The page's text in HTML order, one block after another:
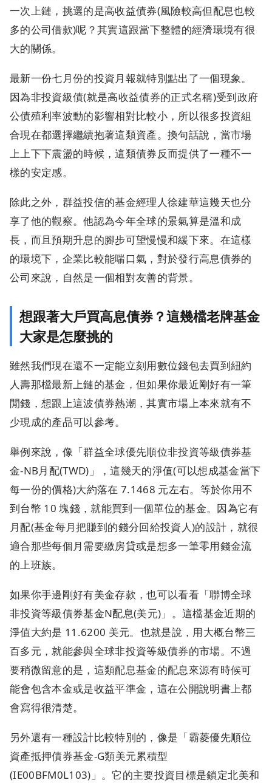
一次上鏈，挑選的是高收益債券(風險較高但配息也較
多的公司借款)呢？其實這跟當下整體的經濟環境有很
大的關係。
最新一份七月份的投資月報就特別點出了一個現象。
因為非投資級債(就是高收益債券的正式名稱)受到政府
公債殖利率波動的影響相對比較小，所以很多投資組
合現在都選擇繼續抱著這類資產。換句話說，當市場
上上下下震盪的時候，這類債券反而提供了一種不一
樣的安定感。
除此之外，群益投信的基金經理人徐建華這幾天也分
享了他的觀察。他認為今年全球的景氣算是溫和成
長，而且預期升息的腳步可望慢慢和緩下來。在這樣
的環境下，企業比較能喘口氣，對於發行高息債券的
公司來說，自然是一個相對友善的背景。
想跟著大戶買高息債券？這幾檔老牌基金
大家是怎麼挑的
雖然我們現在還不一定能立刻用數位錢包去買到紐約
人壽那檔最新上鏈的基金，但如果你最近剛好有一筆
閒錢，想跟上這波債券熱潮，其實市場上本來就有不
少現成的產品可以參考。
舉例來說，像「群益全球優先順位非投資等級債券基
金-NB月配(TWD)」，這幾天的淨值(可以想成基金當下
每一份的價格)大約落在 7.1468 元左右。等於你用不
到台幣 10 塊錢，就能買到一個單位的基金。因為它有
月配(基金每月把賺到的錢分回給投資人)的設計，就很
適合那些每個月需要繳房貸或是想多一筆零用錢金流
的上班族。
如果你手邊剛好有美金存款，也可以看看「聯博全球
非投資等級債券基金N配息(美元)」。這檔基金近期的
淨值大約是 11.6200 美元。也就是說，用大概台幣三
百多元，就能參與全球非投資等級債券的市場。不過
要稍微留意的是，這類配息基金的配息來源有時候可
能會包含本金或是收益平準金，這在公開說明書上都
會寫得很清楚。
另外還有一種設計比較特別的，像是「霸菱優先順位
資產抵押債券基金-G類美元累積型
(IE00BFM0L103)」。它的主要投資目標是鎖定北美和